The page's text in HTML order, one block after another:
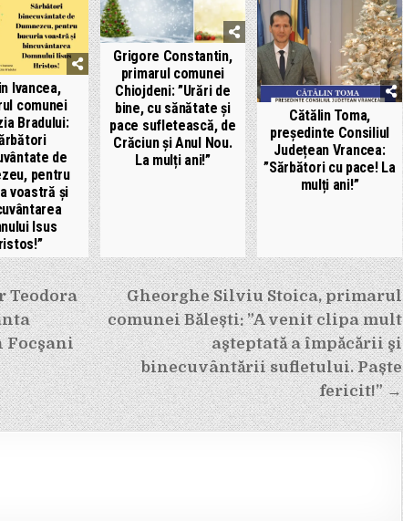
Ivancea,
comunei
Bradului:
de
pentru
voastră şi
Isus
Grigore Constantin,
primarul comunei
Chiojdeni: ”Urări de
bine, cu sănătate și
pace sufletească, de
Crăciun și Anul Nou.
La mulți ani!”
Cătălin Toma,
președinte Consiliul
Județean Vrancea:
”Sărbători cu pace! La
mulți ani!”
Gheorghe Silviu Stoica, primarul
comunei Bălești: ”A venit clipa mult
aşteptată a împăcării şi
binecuvântării sufletului. Paște
fericit!” →
Teodora
Focşani